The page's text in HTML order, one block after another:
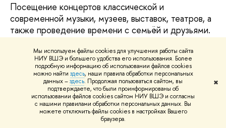
Мы используем файлы cookies для улучшения работы сайта
НИУ ВШЭ и большего удобства его использования. Более
подробную информацию об использовании файлов cookies
можно найти здесь, наши правила обработки персональных
данных –здесь. Продолжая пользоваться сайтом, вы
подтверждаете, что были проинформированы об
использовании файлов cookies сайтом НИУ ВШЭ и согласны
с нашими правилами обработки персональных данных. Вы
можете отключить файлы cookies в настройках Вашего
браузера.
✖
Посещение концертов классической и
современной музыки, музеев, выставок, театров, а
также проведение времени с семьёй и друзьями.
Какие у Вас есть хобби?
Я люблю путешествовать, что сейчас, к
сожалению, ограничено. Люблю гулять по Москве,
поскольку мне очень близок этот город, я в нём
родилась и выросла, хорошо его знаю, и спокойные
прогулки по улицам мне дают силы, позволяют